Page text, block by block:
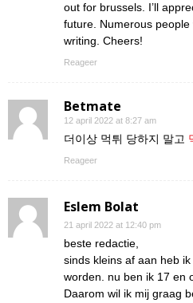
out for brussels. I’ll
future. Numerous
writing. Cheers!
Reageer
Betmate
12 april 2022 at 8:27 am
더이상 먹튀 당하지 말고
Reageer
Eslem Bolat
21 april 2022 at 12:40 pm
beste redactie,
sinds kleins af aan heb
worden. nu ben ik 17 en
Daarom wil ik mij graag